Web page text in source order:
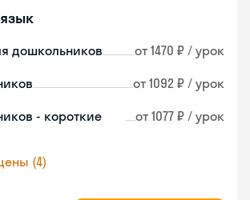
дошкольников от 1470 ₽ / урок
от 1092 ₽ / урок
- короткие
от 1077 ₽ / урок
(4)